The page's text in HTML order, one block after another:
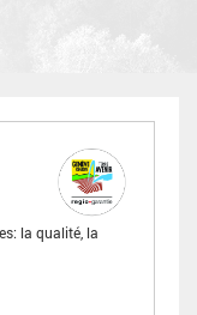
la qualité, la